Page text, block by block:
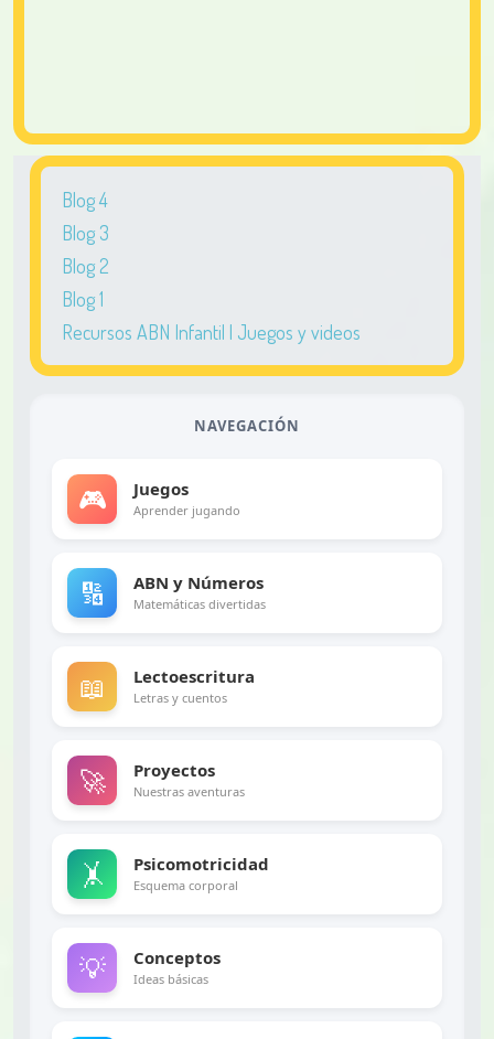
Blog 4
Blog 3
Blog 2
Blog 1
Recursos ABN Infantil | Juegos y videos
NAVEGACIÓN
🎮 Juegos
Aprender jugando
🔢 ABN y Números
Matemáticas divertidas
📖 Lectoescritura
Letras y cuentos
🚀 Proyectos
Nuestras aventuras
🤸 Psicomotricidad
Esquema corporal
💡 Conceptos
Ideas básicas